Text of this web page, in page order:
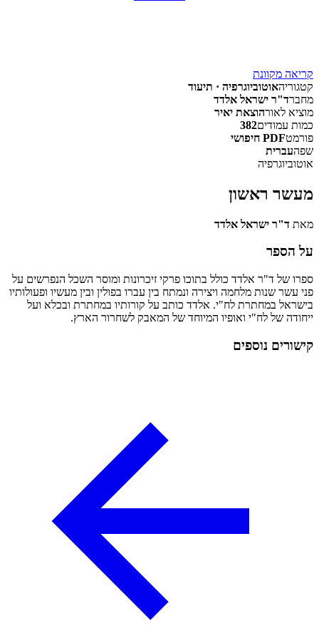
קריאה מקוונת
קטגוריהאוטוביוגרפיה · תיעוד
מחברד"ר ישראל אלדד
מוציא לאורהוצאת יאיר
כמות עמודים382
פורמטPDF חיפושי
שפהעברית
אוטוביוגרפיה
מעשר ראשון
מאת ד"ר ישראל אלדד
על הספר
ספרו של ד"ר אלדד כולל בתוכו פרקי זיכרונות ומוסר השכל הנפרשים על
פני עשר שנות מלחמה ויצירה ונמתח בין עברו בפולין ובין מעשיו ופעולותיו
בישראל במחתרת לח"י. אלדד כותב על קורותיו במחתרת ובכלא ועל
ייחודה של לח"י ואופיו המיוחד של המאבק לשחרור הארץ.
קישורים נוספים